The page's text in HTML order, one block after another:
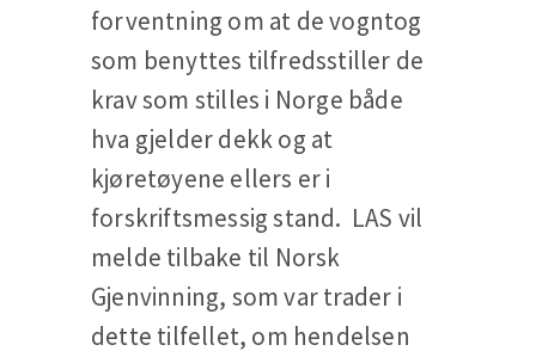
forventning om at de vogntog
som benyttes tilfredsstiller de
krav som stilles i Norge både
hva gjelder dekk og at
kjøretøyene ellers er i
forskriftsmessig stand. LAS vil
melde tilbake til Norsk
Gjenvinning, som var trader i
dette tilfellet, om hendelsen